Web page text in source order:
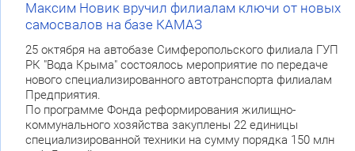
Максим Новик вручил филиалам ключи от новых
самосвалов на базе КАМАЗ
25 октября на автобазе Симферопольского филиала ГУП
РК "Вода Крыма" состоялось мероприятие по передаче
нового специализированного автотранспорта филиалам
Предприятия.
По программе Фонда реформирования жилищно-
коммунального хозяйства закуплены 22 единицы
специализированной техники на сумму порядка 150 млн